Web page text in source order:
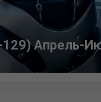
Апрель-